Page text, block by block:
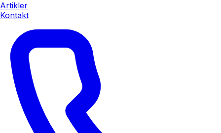
Artikler
Kontakt